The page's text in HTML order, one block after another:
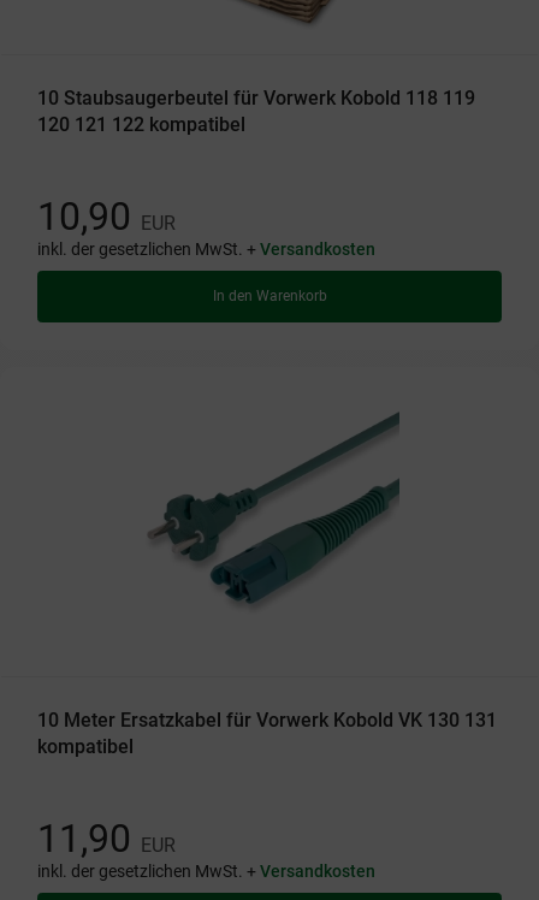
10 Staubsaugerbeutel für Vorwerk Kobold 118 119
120 121 122 kompatibel
10,90 EUR
inkl. der gesetzlichen MwSt. +Versandkosten
In den Warenkorb
10 Meter Ersatzkabel für Vorwerk Kobold VK 130 131
kompatibel
11,90 EUR
inkl. der gesetzlichen MwSt. +Versandkosten